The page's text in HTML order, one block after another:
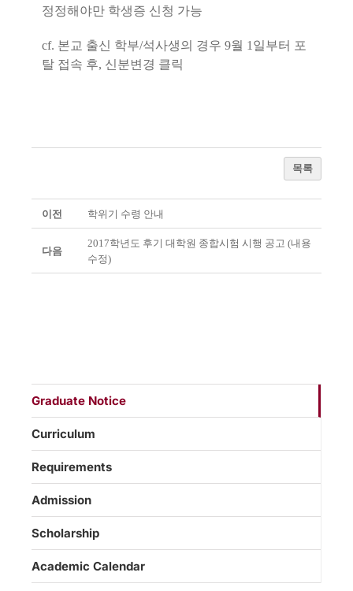
정정해야만 학생증 신청 가능
cf. 본교 출신 학부/석사생의 경우 9월 1일부터 포
탈 접속 후, 신분변경 클릭
목록
이전 학위기 수령 안내
다음
2017학년도 후기 대학원 종합시험 시행 공고 (내용
수정)
Graduate Notice
Curriculum
Requirements
Admission
Scholarship
Academic Calendar